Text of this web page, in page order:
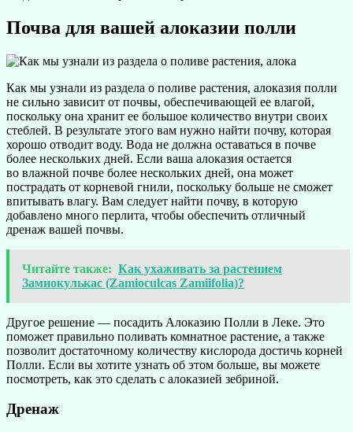
Почва для вашей алоказии полли
Как мы узнали из раздела о поливе растения, алоказия полли
не сильно зависит от почвы, обеспечивающей ее влагой,
поскольку она хранит ее большое количество внутри своих
стеблей. В результате этого вам нужно найти почву, которая
хорошо отводит воду. Вода не должна оставаться в почве
более нескольких дней. Если ваша алоказия остается
во влажной почве более нескольких дней, она может
пострадать от корневой гнили, поскольку больше не сможет
впитывать влагу. Вам следует найти почву, в которую
добавлено много перлита, чтобы обеспечить отличный
дренаж вашей почвы.
Читайте также: Как ухаживать за растением
Замиокулькас (Zamioculcas Zamiifolia)?
Другое решение — посадить Алоказию Полли в Леке. Это
поможет правильно поливать комнатное растение, а также
позволит достаточному количеству кислорода достичь корней
Полли. Если вы хотите узнать об этом больше, вы можете
посмотреть, как это сделать с алоказией зебриной.
Дренаж